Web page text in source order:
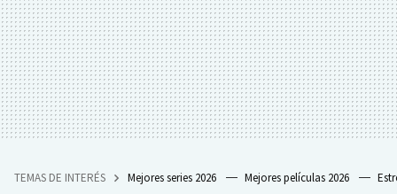
TEMAS DE INTERÉS Mejores series 2026 Mejores películas 2026